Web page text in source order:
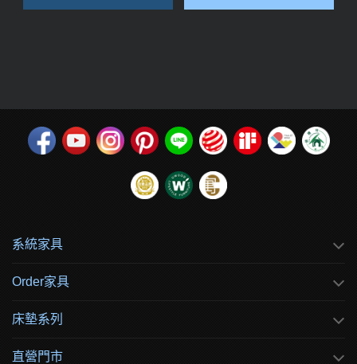
系統家具
Order家具
床墊系列
直營門市